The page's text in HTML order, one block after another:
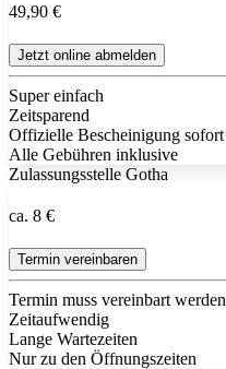
49,90 €
Jetzt online abmelden
Super einfach
Zeitsparend
Offizielle Bescheinigung sofort
Alle Gebühren inklusive
Zulassungsstelle Gotha
ca. 8 €
Termin vereinbaren
Termin muss vereinbart werden
Zeitaufwendig
Lange Wartezeiten
Nur zu den Öffnungszeiten